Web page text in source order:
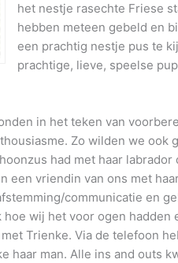
het nestje rasechte Friese
hebben meteen gebeld en
een prachtig nestje pus te
prachtige, lieve, speelse
in het teken van
Zo wilden we ook
had met haar
een vriendin van ons met
communicatie en
hoe wij het voor ogen hadden
Trienke. Via de telefoon
haar man. Alle ins and outs